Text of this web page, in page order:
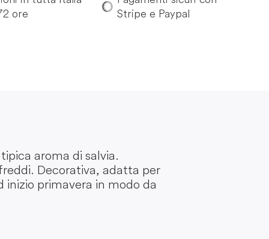
ore
Stripe e Paypal
aroma di salvia.
Decorativa, adatta per
inizio primavera in modo da